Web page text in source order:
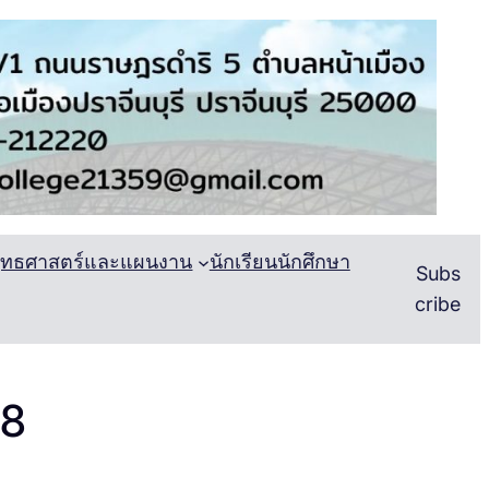
ธศาสตร์และแผนงาน นักเรียนนักศึกษา
Subs
cribe